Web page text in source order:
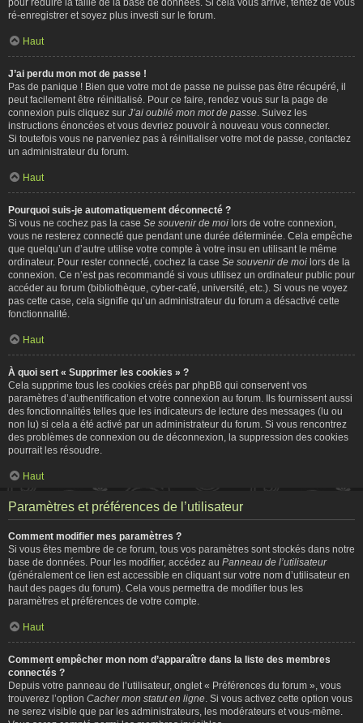
ré-enregistrer et soyez plus investi sur le forum.
Haut
J’ai perdu mon mot de passe !
Pas de panique ! Bien que votre mot de passe ne puisse pas être récupéré, il
peut facilement être réinitialisé. Pour ce faire, rendez vous sur la page de
connexion puis cliquez sur J’ai oublié mon mot de passe . Suivez les
instructions énoncées et vous devriez pouvoir à nouveau vous connecter.
Si toutefois vous ne parveniez pas à réinitialiser votre mot de passe, contactez
un administrateur du forum.
Haut
Pourquoi suis-je automatiquement déconnecté ?
Si vous ne cochez pas la case Se souvenir de moi lors de votre connexion,
vous ne resterez connecté que pendant une durée déterminée. Cela empêche
que quelqu’un d’autre utilise votre compte à votre insu en utilisant le même
ordinateur. Pour rester connecté, cochez la case Se souvenir de moi lors de la
connexion. Ce n’est pas recommandé si vous utilisez un ordinateur public pour
accéder au forum (bibliothèque, cyber-café, université, etc.). Si vous ne voyez
pas cette case, cela signifie qu’un administrateur du forum a désactivé cette
fonctionnalité.
Haut
À quoi sert « Supprimer les cookies » ?
Cela supprime tous les cookies créés par phpBB qui conservent vos
paramètres d’authentification et votre connexion au forum. Ils fournissent aussi
des fonctionnalités telles que les indicateurs de lecture des messages (lu ou
non lu) si cela a été activé par un administrateur du forum. Si vous rencontrez
des problèmes de connexion ou de déconnexion, la suppression des cookies
pourrait les résoudre.
Haut
Paramètres et préférences de l’utilisateur
Comment modifier mes paramètres ?
Si vous êtes membre de ce forum, tous vos paramètres sont stockés dans notre
base de données. Pour les modifier, accédez au Panneau de l’utilisateur
(généralement ce lien est accessible en cliquant sur votre nom d’utilisateur en
haut des pages du forum). Cela vous permettra de modifier tous les
paramètres et préférences de votre compte.
Haut
Comment empêcher mon nom d’apparaître dans la liste des membres
connectés ?
Depuis votre panneau de l’utilisateur, onglet « Préférences du forum », vous
trouverez l’option Cacher mon statut en ligne . Si vous activez cette option vous
ne serez visible que par les administrateurs, les modérateurs et vous-même.